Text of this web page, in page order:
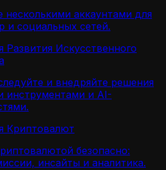
несколькими аккаунтами для
и социальных сетей.
Развития Искусственного
и внедряйте решения
и AI-
Криптовалют
безопасно:
инсайты и аналитика.